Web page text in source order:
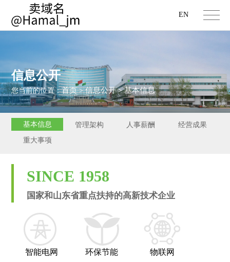
EN
信息公开
您当前的位置：首页>信息公开>基本信息
基本信息 管理架构 人事薪酬
经营成果
重大事项
SINCE 1958
国家和山东省重点扶持的高新技术企业
智能电网 环保节能 物联网